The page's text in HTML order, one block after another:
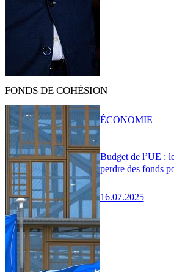
FONDS DE COHÉSION
Budget de l’UE :
perdre des fonds
16.07.2025
ÉCONOMIE